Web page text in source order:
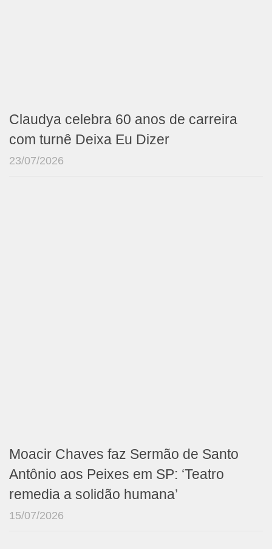
Claudya celebra 60 anos de carreira
com turnê Deixa Eu Dizer
23/07/2026
Moacir Chaves faz Sermão de Santo
Antônio aos Peixes em SP: ‘Teatro
remedia a solidão humana’
15/07/2026